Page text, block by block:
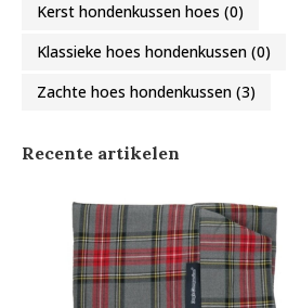
Kerst hondenkussen hoes (0)
Klassieke hoes hondenkussen (0)
Zachte hoes hondenkussen (3)
Recente artikelen